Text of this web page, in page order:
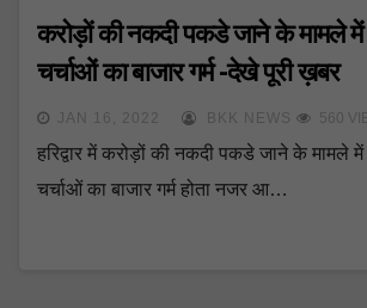
करोड़ों की नकदी पकडे जाने के मामले में
चर्चाओं का बाजार गर्म -देखे पूरी ख़बर
JAN 16, 2022 BKK NEWS 560
हरिद्वार में करोड़ों की नकदी पकडे जाने के मामले में
चर्चाओं का बाजार गर्म होता नजर आ…